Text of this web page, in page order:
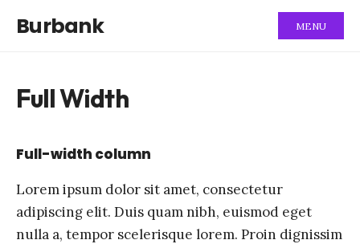
Burbank MENU
Full Width
Full-width column
Lorem ipsum dolor sit amet, consectetur
adipiscing elit. Duis quam nibh, euismod eget
nulla a, tempor scelerisque lorem. Proin dignissim